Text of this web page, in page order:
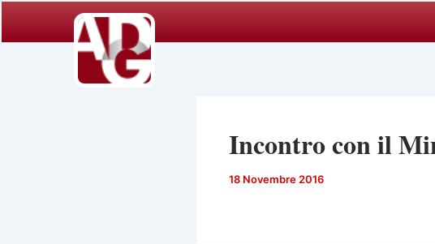
Incontro con il
18 Novembre 2016